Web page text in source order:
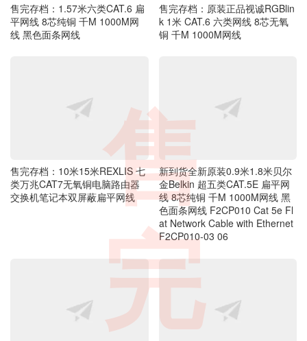
售完存档：1.57米六类CAT.6 扁
平网线 8芯纯铜 千M 1000M网
线 黑色面条网线
售完存档：原装正品视诚RGBlin
k 1米 CAT.6 六类网线 8芯无氧
铜 千M 1000M网线
售完存档：10米15米REXLIS 七
类万兆CAT7无氧铜电脑路由器
交换机笔记本双屏蔽扁平网线
新到货全新原装0.9米1.8米贝尔
金Belkin 超五类CAT.5E 扁平网
线 8芯纯铜 千M 1000M网线 黑
色面条网线 F2CP010 Cat 5e Fl
at Network Cable with Ethernet
F2CP010-03 06
售
完